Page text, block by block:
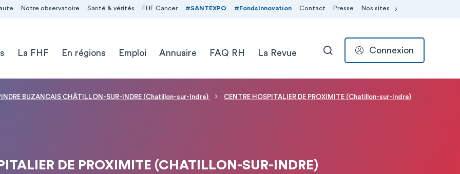
Notre observatoire Santé & vérités FHF Cancer #SANTEXPO #FondsInnovation Contact Presse Nos sites
La FHF En régions Emploi Annuaire FAQ RH La Revue RECHERCHER
Connexion
BUZANCAIS CHÂTILLON-SUR-INDRE (Chatillon-sur-Indre) CENTRE HOSPITALIER DE PROXIMITE (Chatillon-sur-Indre)
DE PROXIMITE (CHATILLON-SUR-INDRE)